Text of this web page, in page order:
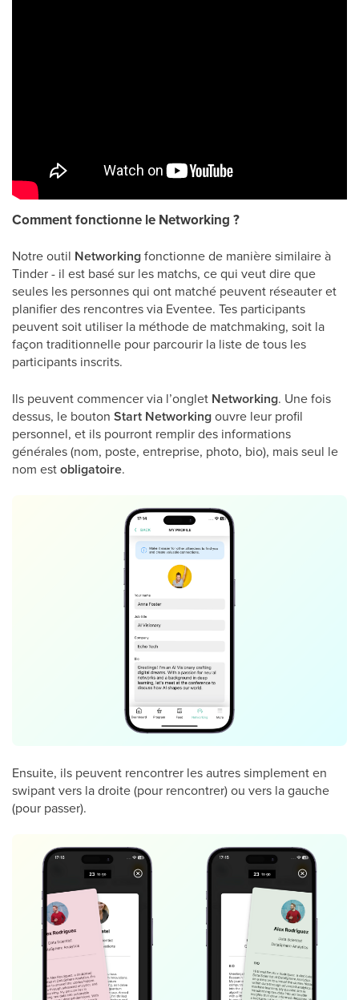
Comment fonctionne le Networking ?
Notre outil Networkingfonctionne de manière similaire à
Tinder - il est basé sur les matchs, ce qui veut dire que
seules les personnes qui ont matché peuvent réseauter et
planifier des rencontres via Eventee. Tes participants
peuvent soit utiliser la méthode de matchmaking, soit la
façon traditionnelle pour parcourir la liste de tous les
participants inscrits.
Ils peuvent commencer via l’onglet Networking. Une fois
dessus, le bouton Start Networkingouvre leur profil
personnel, et ils pourront remplir des informations
générales (nom, poste, entreprise, photo, bio), mais seul le
nom estobligatoire.
Ensuite, ils peuvent rencontrer les autres simplement en
swipant vers la droite (pour rencontrer) ou vers la gauche
(pour passer).